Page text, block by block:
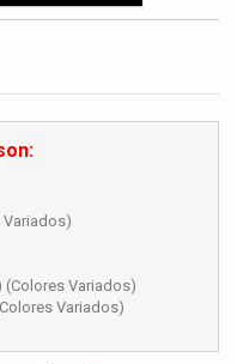
Variados)
(Colores Variados)
Variados)